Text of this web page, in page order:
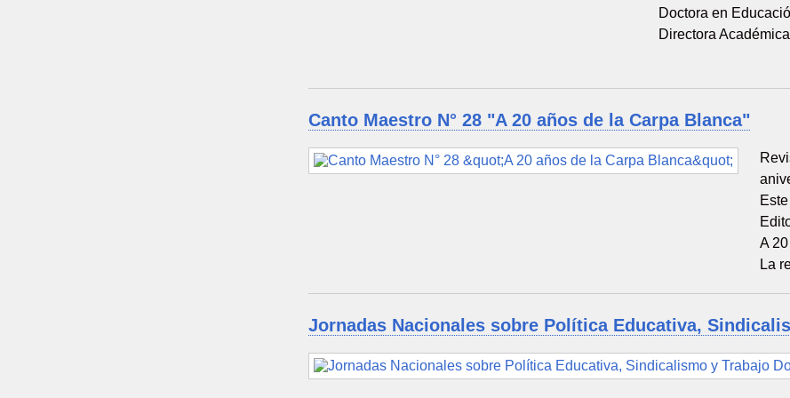
Doctora en
Directora
Canto Maestro N° 28 "A 20 años de la Carpa Blanca"
A
La
Jornadas Nacionales sobre Política Educativa,